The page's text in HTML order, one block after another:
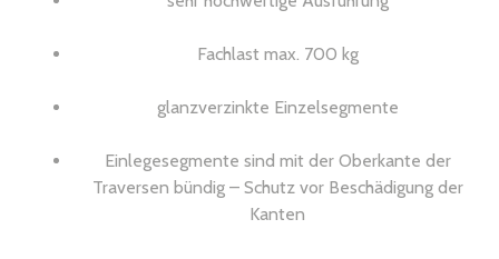
Fachlast max. 700 kg
glanzverzinkte Einzelsegmente
Einlegesegmente sind mit der Oberkante der
Traversen bündig – Schutz vor Beschädigung der
Kanten